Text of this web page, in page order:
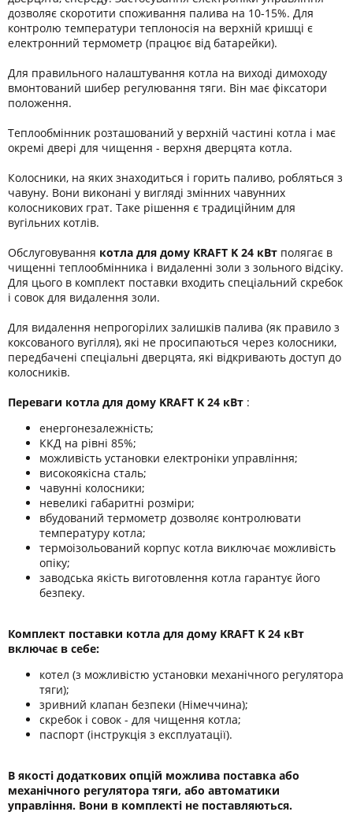
дозволяє скоротити споживання палива на 10-15%. Для
контролю температури теплоносія на верхній кришці є
електронний термометр (працює від батарейки).
Для правильного налаштування котла на виході димоходу
вмонтований шибер регулювання тяги. Він має фіксатори
положення.
Теплообмінник розташований у верхній частині котла і має
окремі двері для чищення - верхня дверцята котла.
Колосники, на яких знаходиться і горить паливо, робляться з
чавуну. Вони виконані у вигляді змінних чавунних
колосникових грат. Таке рішення є традиційним для
вугільних котлів.
Обслуговування котла для дому KRAFT K 24 кВт полягає в
чищенні теплообмінника і видаленні золи з зольного відсіку.
Для цього в комплект поставки входить спеціальний скребок
і совок для видалення золи.
Для видалення непрогорілих залишків палива (як правило з
коксованого вугілля), які не просипаються через колосники,
передбачені спеціальні дверцята, які відкривають доступ до
колосників.
Переваги котла для дому KRAFT K 24 кВт :
енергонезалежність;
ККД на рівні 85%;
можливість установки електроніки управління;
високоякісна сталь;
чавунні колосники;
невеликі габаритні розміри;
вбудований термометр дозволяє контролювати
температуру котла;
термоізольований корпус котла виключає можливість
опіку;
заводська якість виготовлення котла гарантує його
безпеку.
Комплект поставки котла для дому KRAFT K 24 кВт
включає в себе:
котел (з можливістю установки механічного регулятора
тяги);
зривний клапан безпеки (Німеччина);
скребок і совок - для чищення котла;
паспорт (інструкція з експлуатації).
В якості додаткових опцій можлива поставка або
механічного регулятора тяги, або автоматики
управління. Вони в комплекті не поставляються.